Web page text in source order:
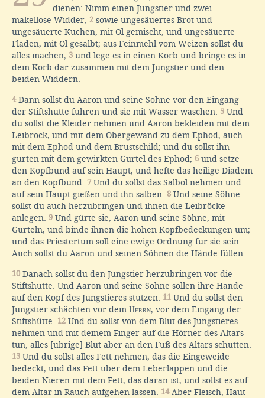
dienen: Nimm einen Jungstier und zwei
makellose Widder, 2 sowie ungesäuertes Brot und
ungesäuerte Kuchen, mit Öl gemischt, und ungesäuerte
Fladen, mit Öl gesalbt; aus Feinmehl vom Weizen sollst du
alles machen; 3 und lege es in einen Korb und bringe es in
dem Korb dar zusammen mit dem Jungstier und den
beiden Widdern.
4Dann sollst du Aaron und seine Söhne vor den Eingang
der Stiftshütte führen und sie mit Wasser waschen. 5 Und
du sollst die Kleider nehmen und Aaron bekleiden mit dem
Leibrock, und mit dem Obergewand zu dem Ephod, auch
mit dem Ephod und dem Brustschild; und du sollst ihn
gürten mit dem gewirkten Gürtel des Ephod; 6 und setze
den Kopfbund auf sein Haupt, und hefte das heilige Diadem
an den Kopfbund. 7 Und du sollst das Salböl nehmen und
auf sein Haupt gießen und ihn salben. 8 Und seine Söhne
sollst du auch herzubringen und ihnen die Leibröcke
anlegen. 9 Und gürte sie, Aaron und seine Söhne, mit
Gürteln, und binde ihnen die hohen Kopfbedeckungen um;
und das Priestertum soll eine ewige Ordnung für sie sein.
Auch sollst du Aaron und seinen Söhnen die Hände füllen.
10 Danach sollst du den Jungstier herzubringen vor die
Stiftshütte. Und Aaron und seine Söhne sollen ihre Hände
auf den Kopf des Jungstieres stützen. 11 Und du sollst den
Jungstier schächten vor dem Herrn, vor dem Eingang der
Stiftshütte. 12 Und du sollst von dem Blut des Jungstieres
nehmen und mit deinem Finger auf die Hörner des Altars
tun, alles [übrige] Blut aber an den Fuß des Altars schütten.
13 Und du sollst alles Fett nehmen, das die Eingeweide
bedeckt, und das Fett über dem Leberlappen und die
beiden Nieren mit dem Fett, das daran ist, und sollst es auf
dem Altar in Rauch aufgehen lassen. 14Aber Fleisch, Haut